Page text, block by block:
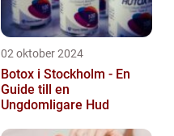
02 oktober 2024
Botox i Stockholm - En
Guide till en
Ungdomligare Hud